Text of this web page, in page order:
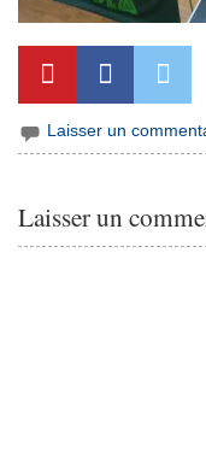
Laisser un
Laisser un